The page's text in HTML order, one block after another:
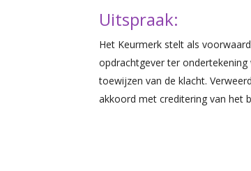
Uitspraak:
Het Keurmerk stelt als
opdrachtgever ter
toewijzen van de klacht.
akkoord met creditering van het